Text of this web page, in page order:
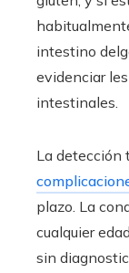
intestino
evidenciar
intestinales.
La detección
plazo. La
cualquier
sin